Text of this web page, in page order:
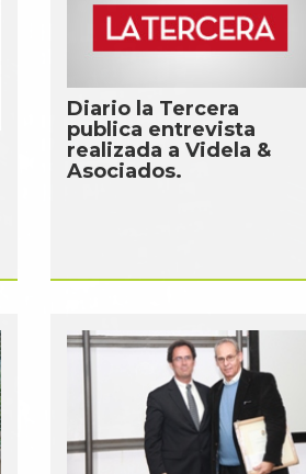
Diario la Tercera
publica entrevista
realizada a Videla &
Asociados.